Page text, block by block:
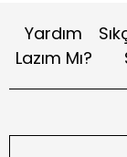
Yardım
Lazım Mı?